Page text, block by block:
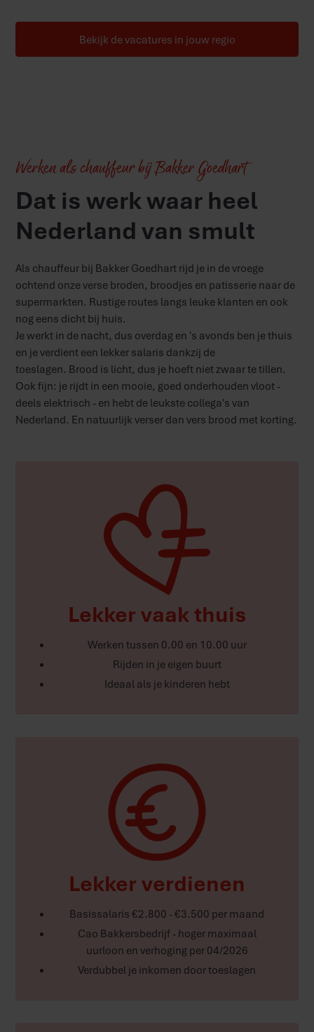
Bekijk de vacatures in jouw regio
Werken als chauffeur bij Bakker Goedhart
Dat is werk waar heel
Nederland van smult
Als chauffeur bij Bakker Goedhart rijd je in de vroege
ochtend onze verse broden, broodjes en patisserie naar de
supermarkten. Rustige routes langs leuke klanten en ook
nog eens dicht bij huis.
Je werkt in de nacht, dus overdag en 's avonds ben je thuis
en je verdient een lekker salaris dankzij de
toeslagen. Brood is licht, dus je hoeft niet zwaar te tillen.
Ook fijn: je rijdt in een mooie, goed onderhouden vloot -
deels elektrisch - en hebt de leukste collega's van
Nederland. En natuurlijk verser dan vers brood met korting.
Lekker vaak thuis
Werken tussen 0.00 en 10.00 uur
Rijden in je eigen buurt
Ideaal als je kinderen hebt
Lekker verdienen
Basissalaris €2.800 - €3.500 per maand
Cao Bakkersbedrijf - hoger maximaal
uurloon en verhoging per 04/2026
Verdubbel je inkomen door toeslagen